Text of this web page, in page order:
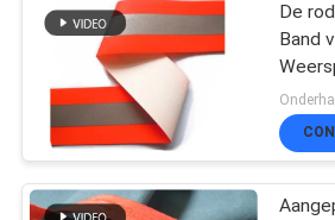
silicone
De
Band
naait
voor